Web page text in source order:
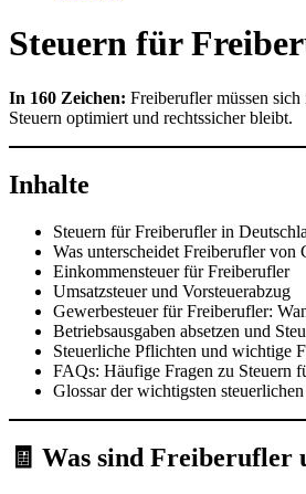
Steuern für
In 160 Zeichen: Freiberufler müssen
Steuern optimiert und rechtssicher bleibt.
Inhalte
Steuern für Freiberufler in
Was unterscheidet Freiberufler von
Einkommensteuer für Freiberufler
Umsatzsteuer und Vorsteuerabzug
Gewerbesteuer für Freiberufler:
Betriebsausgaben absetzen und
Steuerliche Pflichten und wichtige
FAQs: Häufige Fragen zu Steuern
Glossar der wichtigsten
🧾 Was sind Freiberufler